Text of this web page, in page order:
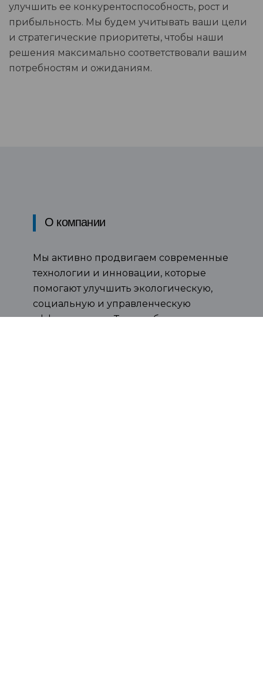
улучшить ее конкурентоспособность, рост и
прибыльность. Мы будем учитывать ваши цели
и стратегические приоритеты, чтобы наши
решения максимально соответствовали вашим
потребностям и ожиданиям.
О компании
Мы активно продвигаем современные
технологии и инновации, которые
помогают улучшить экологическую,
социальную и управленческую
эффективность. Таким образом, мы